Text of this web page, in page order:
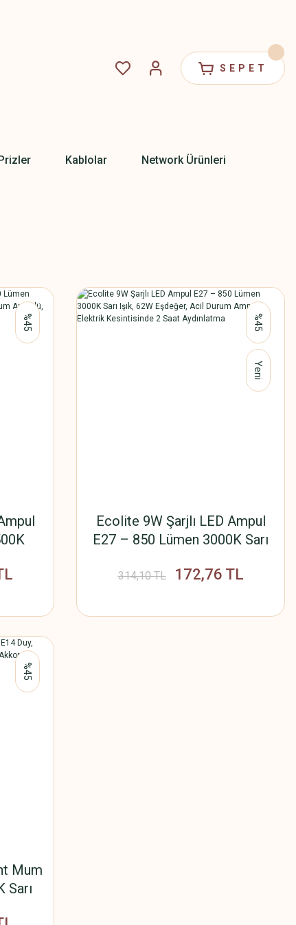
SEPET
Kablolar Network Ürünleri
%45 %45
Yeni
Ecolite 9W Şarjlı LED Ampul
E27 – 850 Lümen 3000K Sarı
Ampulü, Elektrik Kesintisinde
314,10 TL 172,76 TL
%45
Mum
Sarı